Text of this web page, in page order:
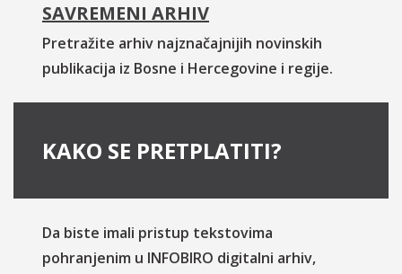
SAVREMENI ARHIV
Pretražite arhiv najznačajnijih novinskih
publikacija iz Bosne i Hercegovine i regije.
KAKO SE PRETPLATITI?
Da biste imali pristup tekstovima
pohranjenim u INFOBIRO digitalni arhiv,